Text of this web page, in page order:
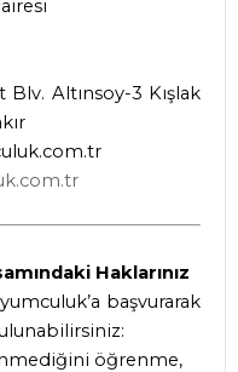
Altınsoy-3 Kışlak
Haklarınız
başvurarak
öğrenme,